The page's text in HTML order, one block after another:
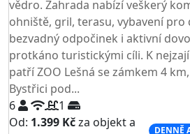
vědro. Zahrada nabízí veškerý
ohniště, gril, terasu, vybavení pro
bezvadný odpočinek i aktivní
protkáno turistickými cíli. K
patří ZOO Lešná se zámkem 4
Bystřici pod...
6
1
Od: 1.399 Kčza objekt a
DENNĚ